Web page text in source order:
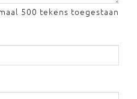
500 tekens toegestaan